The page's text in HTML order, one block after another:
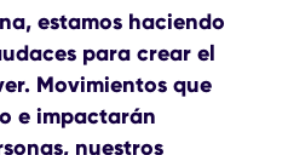
estamos haciendo
para crear el
Movimientos que
e impactarán
nuestros